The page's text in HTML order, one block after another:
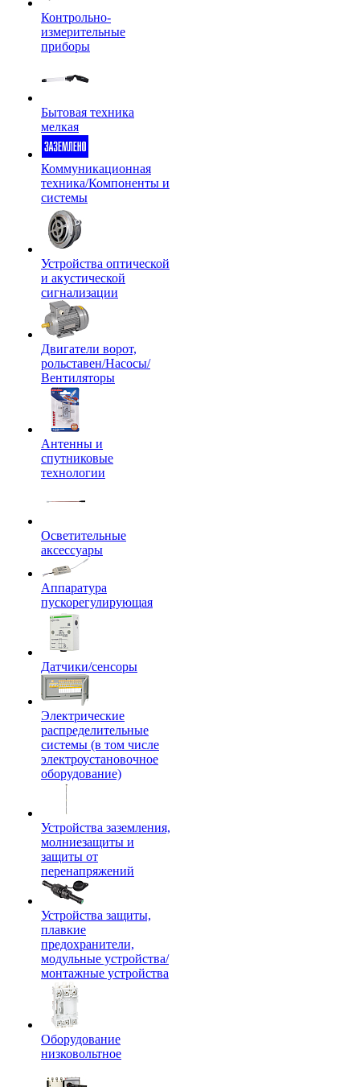
Контрольно-
измерительные
приборы
Бытовая техника
мелкая
Коммуникационная
техника/Компоненты и
системы
Устройства оптической
и акустической
сигнализации
Двигатели ворот,
рольставен/Насосы/
Вентиляторы
Антенны и
спутниковые
технологии
Осветительные
аксессуары
Аппаратура
пускорегулирующая
Датчики/сенсоры
Электрические
распределительные
системы (в том числе
электроустановочное
оборудование)
Устройства заземления,
молниезащиты и
защиты от
перенапряжений
Устройства защиты,
плавкие
предохранители,
модульные устройства/
монтажные устройства
Оборудование
низковольтное